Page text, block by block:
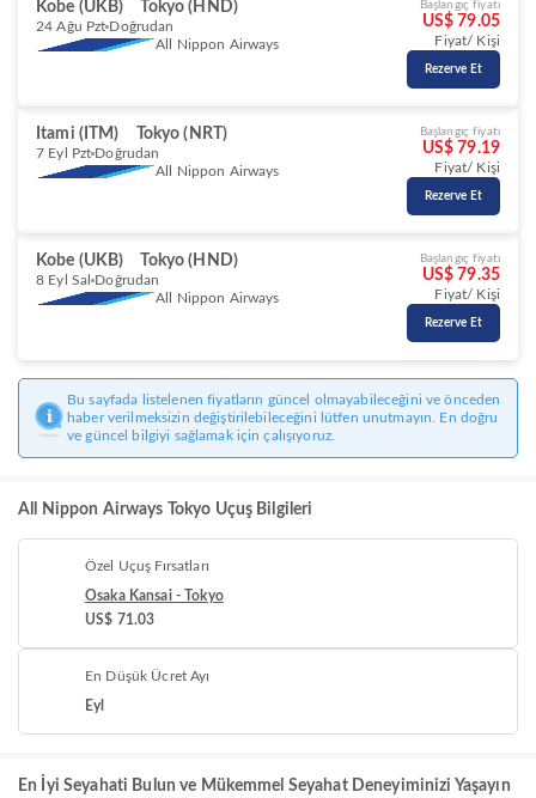
Kobe (UKB) Tokyo (HND)
24 Ağu Pzt Doğrudan
All Nippon Airways
Başlangıç fiyatı
US$ 79.05
Fiyat/ Kişi
Rezerve Et
Itami (ITM) Tokyo (NRT)
7 Eyl Pzt Doğrudan
All Nippon Airways
Başlangıç fiyatı
US$ 79.19
Fiyat/ Kişi
Rezerve Et
Kobe (UKB) Tokyo (HND)
8 Eyl Sal Doğrudan
All Nippon Airways
Başlangıç fiyatı
US$ 79.35
Fiyat/ Kişi
Rezerve Et
Bu sayfada listelenen fiyatların güncel olmayabileceğini ve önceden
haber verilmeksizin değiştirilebileceğini lütfen unutmayın. En doğru
ve güncel bilgiyi sağlamak için çalışıyoruz.
All Nippon Airways Tokyo Uçuş Bilgileri
Özel Uçuş Fırsatları
Osaka Kansai - Tokyo
US$ 71.03
En Düşük Ücret Ayı
Eyl
En İyi Seyahati Bulun ve Mükemmel Seyahat Deneyiminizi Yaşayın